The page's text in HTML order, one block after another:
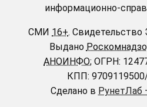
информационно-
СМИ 16+.
Выдано
АНОИНФО; ОГРН:
КПП:
Сделано в РунетЛаб